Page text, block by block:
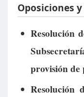
Oposiciones
Resolución
provisión de
Resolución